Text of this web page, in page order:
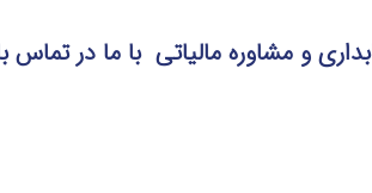
و مشاوره مالیاتیبا ما در تماس